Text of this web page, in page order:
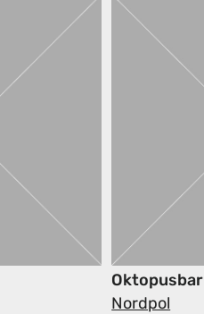
Oktopusbar
Nordpol